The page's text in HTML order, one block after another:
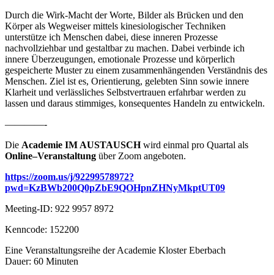
Durch die Wirk-Macht der Worte, Bilder als Brücken und den
Körper als Wegweiser mittels kinesiologischer Techniken
unterstütze ich Menschen dabei, diese inneren Prozesse
nachvollziehbar und gestaltbar zu machen. Dabei verbinde ich
innere Überzeugungen, emotionale Prozesse und körperlich
gespeicherte Muster zu einem zusammenhängenden Verständnis des
Menschen. Ziel ist es, Orientierung, gelebten Sinn sowie innere
Klarheit und verlässliches Selbstvertrauen erfahrbar werden zu
lassen und daraus stimmiges, konsequentes Handeln zu entwickeln.
————-
Die Academie IM AUSTAUSCH wird einmal pro Quartal als
Online–Veranstaltung über Zoom angeboten.
https://zoom.us/j/92299578972?
pwd=KzBWb200Q0pZbE9QOHpnZHNyMkptUT09
Meeting-ID: 922 9957 8972
Kenncode: 152200
Eine Veranstaltungsreihe der Academie Kloster Eberbach
Dauer: 60 Minuten